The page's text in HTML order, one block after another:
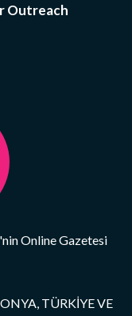
Outreach
Online Gazetesi
TÜRKİYE VE